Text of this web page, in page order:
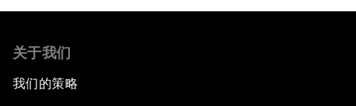
关于我们
我们的策略